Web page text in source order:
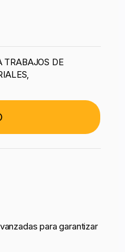
TRABAJOS DE
para garantizar